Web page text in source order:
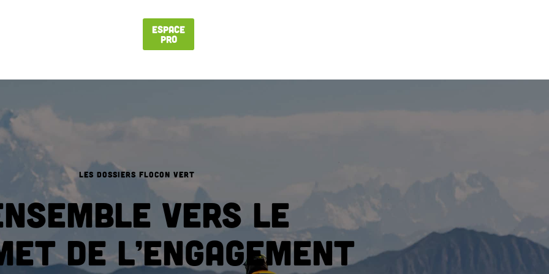
Espace
Pro
LES DOSSIERS FLOCON VERT
vers le
de l’engagement